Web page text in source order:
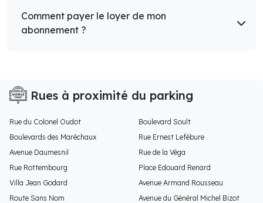
Comment payer le loyer de mon
abonnement ?
Rues à proximité du parking
Rue du Colonel Oudot
Boulevard Soult
Boulevards des Maréchaux
Rue Ernest Lefébure
Avenue Daumesnil
Rue de la Véga
Rue Rottembourg
Place Edouard Renard
Villa Jean Godard
Avenue Armand Rousseau
Route Sans Nom
Avenue du Général Michel Bizot